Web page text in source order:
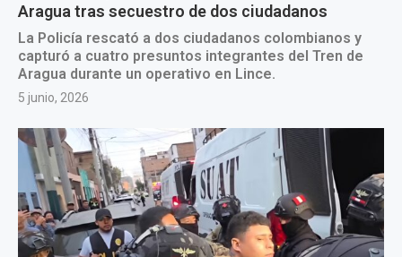
Aragua tras secuestro de dos ciudadanos
La Policía rescató a dos ciudadanos colombianos y
capturó a cuatro presuntos integrantes del Tren de
Aragua durante un operativo en Lince.
5 junio, 2026